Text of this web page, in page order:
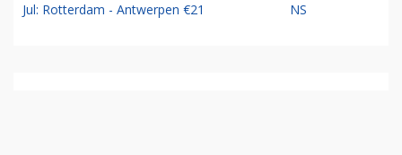
Jul: Rotterdam - Antwerpen €21 NS